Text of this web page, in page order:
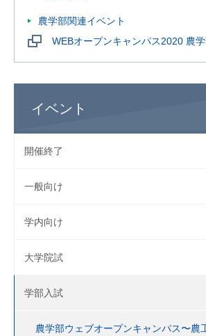
農学部関連イベント
WEBオープンキャンパス2020 農
イベント
開催終了
一般向け
学内向け
大学院試
学部入試
農学部ウェブオープンキャンパス〜農